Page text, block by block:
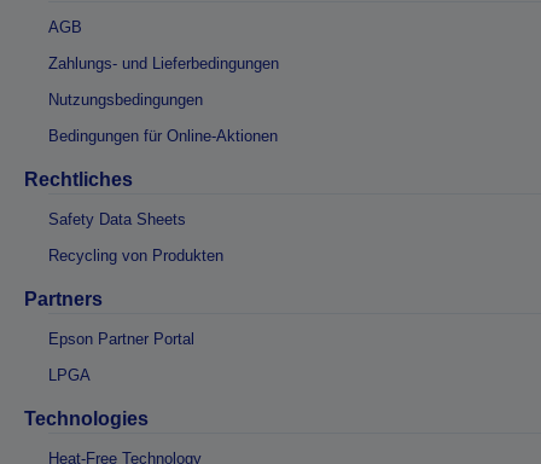
AGB
Zahlungs- und Lieferbedingungen
Nutzungsbedingungen
Bedingungen für Online-Aktionen
Rechtliches
Safety Data Sheets
Recycling von Produkten
Partners
Epson Partner Portal
LPGA
Technologies
Heat-Free Technology